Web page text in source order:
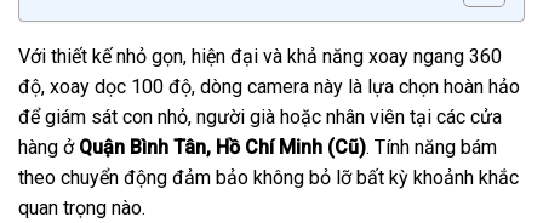
Với thiết kế nhỏ gọn, hiện đại và khả năng xoay ngang 360
độ, xoay dọc 100 độ, dòng camera này là lựa chọn hoàn hảo
để giám sát con nhỏ, người già hoặc nhân viên tại các cửa
hàng ở Quận Bình Tân, Hồ Chí Minh (Cũ). Tính năng bám
theo chuyển động đảm bảo không bỏ lỡ bất kỳ khoảnh khắc
quan trọng nào.